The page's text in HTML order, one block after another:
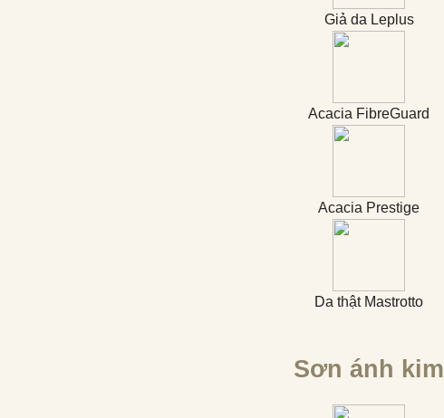
Giả da Leplus
Acacia FibreGuard
Acacia Prestige
Da thật Mastrotto
Sơn ánh kim